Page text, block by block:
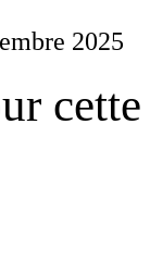
2025